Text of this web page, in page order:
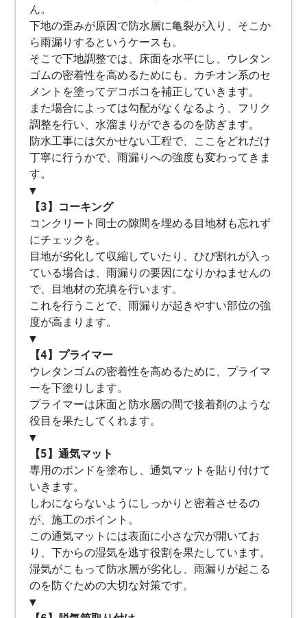
ん。
下地の歪みが原因で防水層に亀裂が入り、そこか
ら雨漏りするというケースも。
そこで下地調整では、床面を水平にし、ウレタン
ゴムの密着性を高めるためにも、カチオン系のセ
メントを塗ってデコボコを補正していきます。
また場合によっては勾配がなくなるよう、フリク
調整を行い、水溜まりができるのを防ぎます。
防水工事には欠かせない工程で、ここをどれだけ
丁寧に行うかで、雨漏りへの強度も変わってきま
す。
▼
【3】コーキング
コンクリート同士の隙間を埋める目地材も忘れず
にチェックを。
目地が劣化して収縮していたり、ひび割れが入っ
ている場合は、雨漏りの要因になりかねませんの
で、目地材の充填を行います。
これを行うことで、雨漏りが起きやすい部位の強
度が高まります。
▼
【4】プライマー
ウレタンゴムの密着性を高めるために、プライマ
ーを下塗りします。
プライマーは床面と防水層の間で接着剤のような
役目を果たしてくれます。
▼
【5】通気マット
専用のボンドを塗布し、通気マットを貼り付けて
いきます。
しわにならないようにしっかりと密着させるの
が、施工のポイント。
この通気マットには表面に小さな穴が開いてお
り、下からの湿気を逃す役割を果たしています。
湿気がこもって防水層が劣化し、雨漏りが起こる
のを防ぐための大切な対策です。
▼